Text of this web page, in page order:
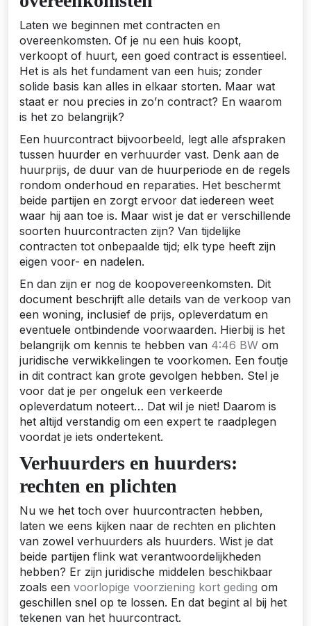
Laten we beginnen met contracten en
overeenkomsten. Of je nu een huis koopt,
verkoopt of huurt, een goed contract is essentieel.
Het is als het fundament van een huis; zonder
solide basis kan alles in elkaar storten. Maar wat
staat er nou precies in zo’n contract? En waarom
is het zo belangrijk?
Een huurcontract bijvoorbeeld, legt alle afspraken
tussen huurder en verhuurder vast. Denk aan de
huurprijs, de duur van de huurperiode en de regels
rondom onderhoud en reparaties. Het beschermt
beide partijen en zorgt ervoor dat iedereen weet
waar hij aan toe is. Maar wist je dat er verschillende
soorten huurcontracten zijn? Van tijdelijke
contracten tot onbepaalde tijd; elk type heeft zijn
eigen voor- en nadelen.
En dan zijn er nog de koopovereenkomsten. Dit
document beschrijft alle details van de verkoop van
een woning, inclusief de prijs, opleverdatum en
eventuele ontbindende voorwaarden. Hierbij is het
belangrijk om kennis te hebben van 4:46 BW om
juridische verwikkelingen te voorkomen. Een foutje
in dit contract kan grote gevolgen hebben. Stel je
voor dat je per ongeluk een verkeerde
opleverdatum noteert… Dat wil je niet! Daarom is
het altijd verstandig om een expert te raadplegen
voordat je iets ondertekent.
Verhuurders en huurders:
rechten en plichten
Nu we het toch over huurcontracten hebben,
laten we eens kijken naar de rechten en plichten
van zowel verhuurders als huurders. Wist je dat
beide partijen flink wat verantwoordelijkheden
hebben? Er zijn juridische middelen beschikbaar
zoals een voorlopige voorziening kort geding om
geschillen snel op te lossen. En dat begint al bij het
tekenen van het huurcontract.